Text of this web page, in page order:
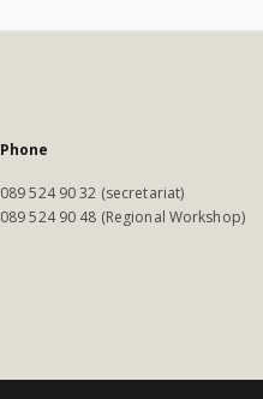
Phone
089 524 90 32 (secretariat)
089 524 90 48 (Regional Workshop)